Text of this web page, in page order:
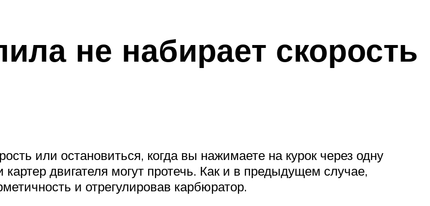
не набирает скорость
или остановиться, когда вы нажимаете на курок через одну
двигателя могут протечь. Как и в предыдущем случае,
и отрегулировав карбюратор.